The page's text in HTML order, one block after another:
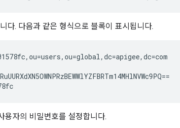
다. 다음과 같은 형식으로 블록이 표시됩니다.
용자의 비밀번호를 설정합니다.